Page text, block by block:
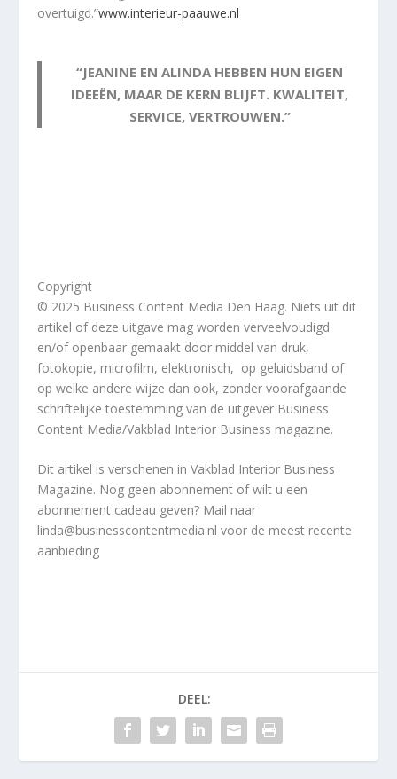
overtuigd.”www.interieur-paauwe.nl
“JEANINE EN ALINDA HEBBEN HUN EIGEN
IDEEËN, MAAR DE KERN BLIJFT. KWALITEIT,
SERVICE, VERTROUWEN.”
Copyright
© 2025 Business Content Media Den Haag. Niets uit dit
artikel of deze uitgave mag worden verveelvoudigd
en/of openbaar gemaakt door middel van druk,
fotokopie, microfilm, elektronisch, op geluidsband of
op welke andere wijze dan ook, zonder voorafgaande
schriftelijke toestemming van de uitgever Business
Content Media/Vakblad Interior Business magazine.
Dit artikel is verschenen in Vakblad Interior Business
Magazine. Nog geen abonnement of wilt u een
abonnement cadeau geven? Mail naar
linda@businesscontentmedia.nl voor de meest recente
aanbieding
DEEL: